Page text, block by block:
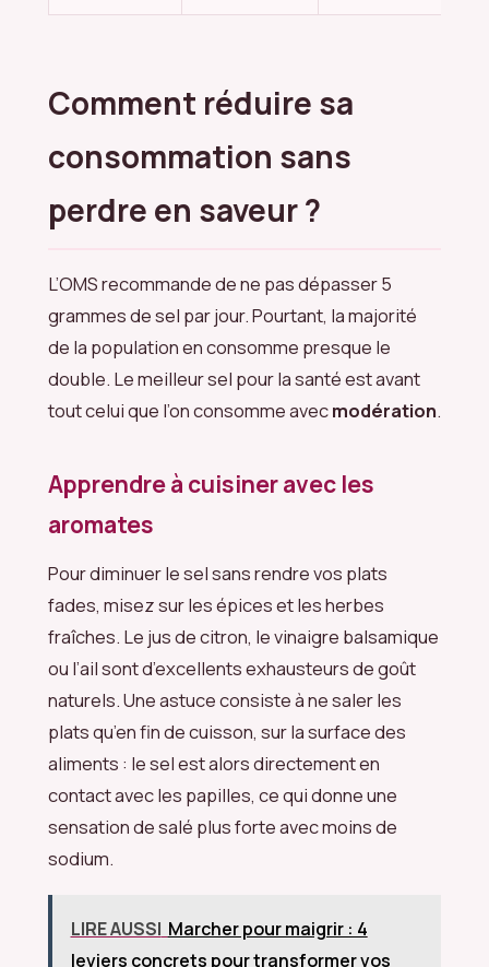
Comment réduire sa
consommation sans
perdre en saveur ?
L’OMS recommande de ne pas dépasser 5
grammes de sel par jour. Pourtant, la majorité
de la population en consomme presque le
double. Le meilleur sel pour la santé est avant
tout celui que l’on consomme avecmodération.
Apprendre à cuisiner avec les
aromates
Pour diminuer le sel sans rendre vos plats
fades, misez sur les épices et les herbes
fraîches. Le jus de citron, le vinaigre balsamique
ou l’ail sont d’excellents exhausteurs de goût
naturels. Une astuce consiste à ne saler les
plats qu’en fin de cuisson, sur la surface des
aliments : le sel est alors directement en
contact avec les papilles, ce qui donne une
sensation de salé plus forte avec moins de
sodium.
LIRE AUSSI Marcher pour maigrir : 4
leviers concrets pour transformer vos